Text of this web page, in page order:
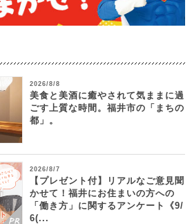
2026/8/8
美食と美酒に癒やされて気ままに過
ごす上質な時間。福井市の「まちの
都」。
2026/8/7
【プレゼント付】リアルなご意見聞
かせて！福井にお住まいの方への
「働き方」に関するアンケート《9/
6(...